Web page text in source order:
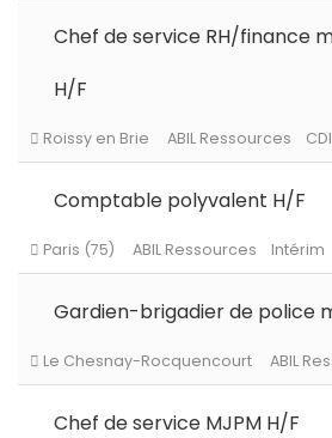
Chef de service RH/finance
H/F
Comptable polyvalent H/F
Paris (75) ABIL Ressources
Gardien-brigadier de police
Chef de service MJPM H/F